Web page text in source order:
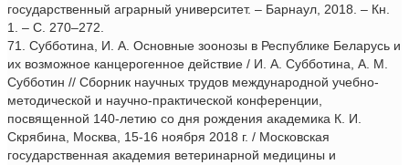
государственный аграрный университет. – Барнаул, 2018. – Кн.
1. – С. 270–272.
71. Субботина, И. А. Основные зоонозы в Республике Беларусь и
их возможное канцерогенное действие / И. А. Субботина, А. М.
Субботин // Сборник научных трудов международной учебно-
методической и научно-практической конференции,
посвященной 140-летию со дня рождения академика К. И.
Скрябина, Москва, 15-16 ноября 2018 г. / Московская
государственная академия ветеринарной медицины и